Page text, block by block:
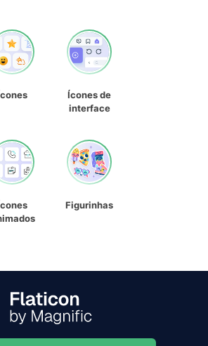
Ícones de
interface
Figurinhas